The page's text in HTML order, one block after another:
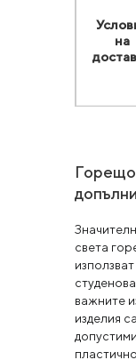
на
света
важните
изделия